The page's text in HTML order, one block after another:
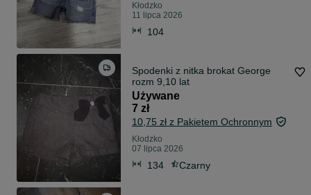
Kłodzko
11 lipca 2026
104
Spodenki z nitka brokat George
rozm 9,10 lat
Używane
7 zł
10,75 zł z Pakietem Ochronnym
Kłodzko
07 lipca 2026
134 Czarny